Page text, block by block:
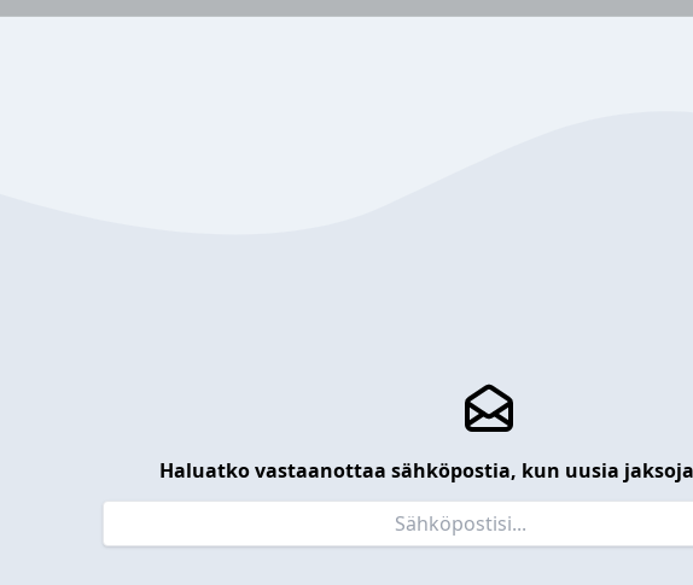
Haluatko vastaanottaa sähköpostia, kun uusia